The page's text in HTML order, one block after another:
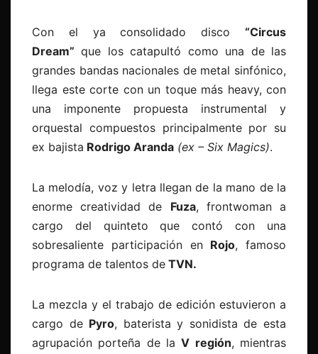
Con el ya consolidado disco “Circus
Dream” que los catapultó como una de las
grandes bandas nacionales de metal sinfónico,
llega este corte con un toque más heavy, con
una imponente propuesta instrumental y
orquestal compuestos principalmente por su
ex bajista Rodrigo Aranda (ex – Six Magics).
La melodía, voz y letra llegan de la mano de la
enorme creatividad de Fuza, frontwoman a
cargo del quinteto que contó con una
sobresaliente participación en Rojo, famoso
programa de talentos de TVN.
La mezcla y el trabajo de edición estuvieron a
cargo de Pyro, baterista y sonidista de esta
agrupación porteña de laV región, mientras